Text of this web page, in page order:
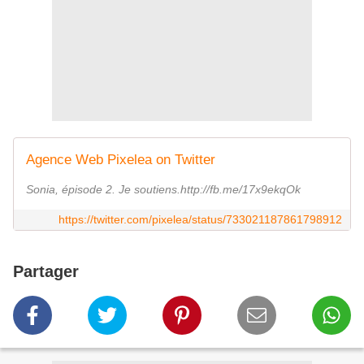
Agence Web Pixelea on Twitter
Sonia, épisode 2. Je soutiens.http://fb.me/17x9ekqOk
https://twitter.com/pixelea/status/733021187861798912
Partager